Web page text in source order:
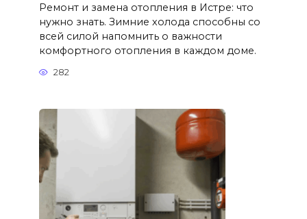
Ремонт и замена отопления в Истре: что
нужно знать. Зимние холода способны со
всей силой напомнить о важности
комфортного отопления в каждом доме.
282